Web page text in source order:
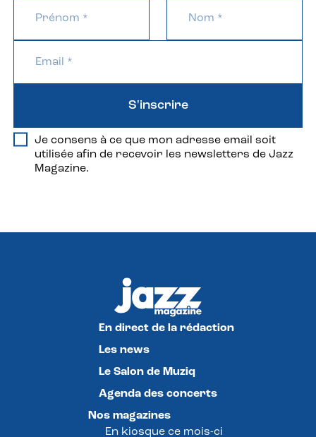
Je consens à ce que mon adresse email soit
utilisée afin de recevoir les newsletters de Jazz
Magazine.
S'inscrire
En direct de la rédaction
Les news
Le Salon de Muziq
Agenda des concerts
Nos magazines
En kiosque ce mois-ci